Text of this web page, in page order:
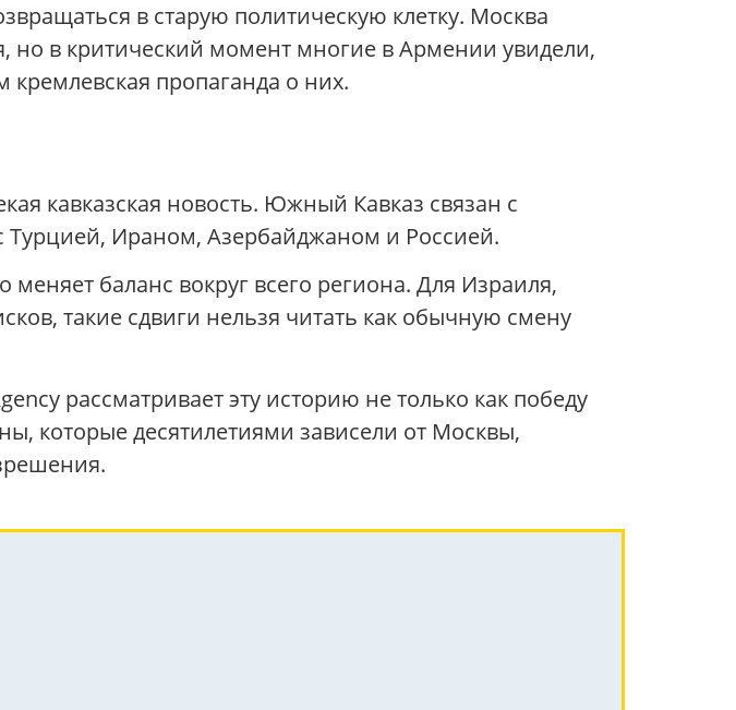
в старую политическую клетку. Москва
но в критический момент многие в Армении увидели,
кремлевская пропаганда о них.
кавказская новость. Южный Кавказ связан с
Турцией, Ираном, Азербайджаном и Россией.
баланс вокруг всего региона. Для Израиля,
такие сдвиги нельзя читать как обычную смену
рассматривает эту историю не только как победу
которые десятилетиями зависели от Москвы,